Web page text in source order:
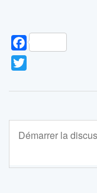
Facebook